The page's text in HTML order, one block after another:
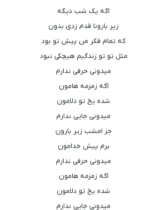
اگه یک شب دیگه
زیر بارونا قدم زدی بدون
که تمام فکر من پیش تو بود
مثل تو تو زندگیم هیچکی نبود
میدونی حرفی ندارم
اگه زمزمه هامون
شده یخ تو دلامون
میدونی جایی ندارم
جز امشب زیر بارون
برم پیش خدامون
میدونی حرفی ندارم
اگه زمزمه هامون
شده یخ تو دلامون
میدونی جایی ندارم